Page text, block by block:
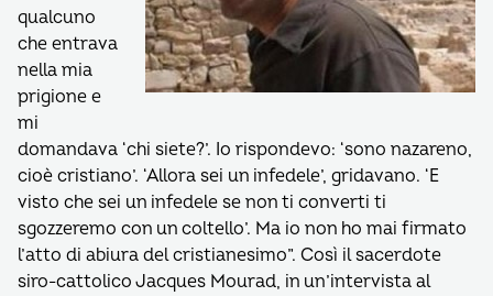
qualcuno
che entrava
nella mia
prigione e
mi
domandava ‘chi siete?’. Io rispondevo: ‘sono nazareno,
cioè cristiano’. ‘Allora sei un infedele’, gridavano. ‘E
visto che sei un infedele se non ti converti ti
sgozzeremo con un coltello’. Ma io non ho mai firmato
l’atto di abiura del cristianesimo”. Così il sacerdote
siro-cattolico Jacques Mourad, in un’intervista al